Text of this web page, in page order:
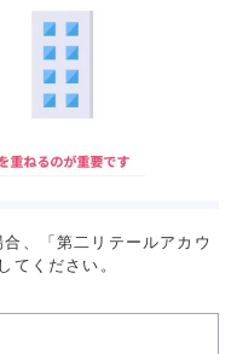
、「第二リテールアカウ
てください。